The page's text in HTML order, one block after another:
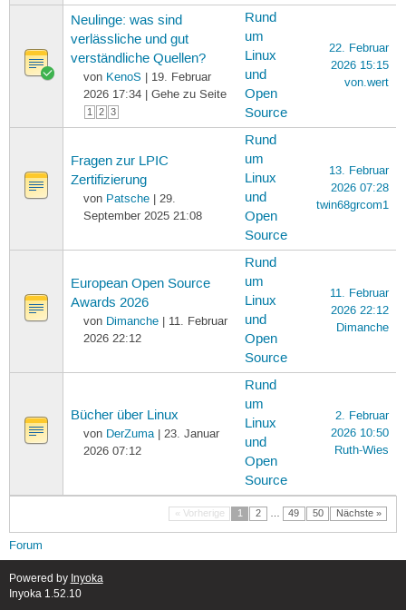
Neulinge: was sind
verlässliche und gut
verständliche Quellen?
von KenoS | 19. Februar
2026 17:34 | Gehe zu Seite
1 2 3
Rund
um
Linux
und
Open
Source
22. Februar
2026 15:15
von.wert
Fragen zur LPIC
Zertifizierung
von Patsche| 29.
September 2025 21:08
Rund
um
Linux
und
Open
Source
13. Februar
2026 07:28
twin68grcom1
European Open Source
Awards 2026
von Dimanche| 11. Februar
2026 22:12
Rund
um
Linux
und
Open
Source
11. Februar
2026 22:12
Dimanche
Bücher über Linux
von DerZuma| 23. Januar
2026 07:12
Rund
um
Linux
und
Open
Source
2. Februar
2026 10:50
Ruth-Wies
« Vorherige 1 2 … 49 50 Nächste »
Forum
Powered by Inyoka
Inyoka 1.52.10